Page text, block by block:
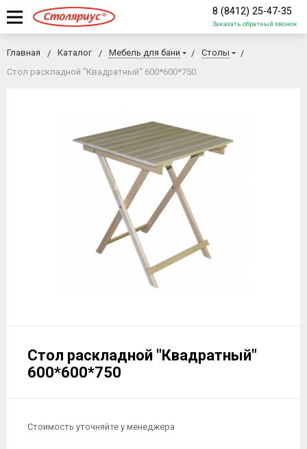
8 (8412) 25-47-35
Заказать обратный звонок
Главная Каталог Мебель для бани
Столы
Стол раскладной "Квадратный" 600*600*750
Стол раскладной "Квадратный"
600*600*750
Стоимость уточняйте у менеджера